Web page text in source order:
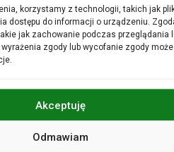
korzystamy z technologii, takich jak
dostępu do informacji o urządzeniu.
jak zachowanie podczas przeglądania
zgody lub wycofanie zgody
Akceptuję
Odmawiam
huczne przyjęcie, na
będą fortepian, harfa i organy.